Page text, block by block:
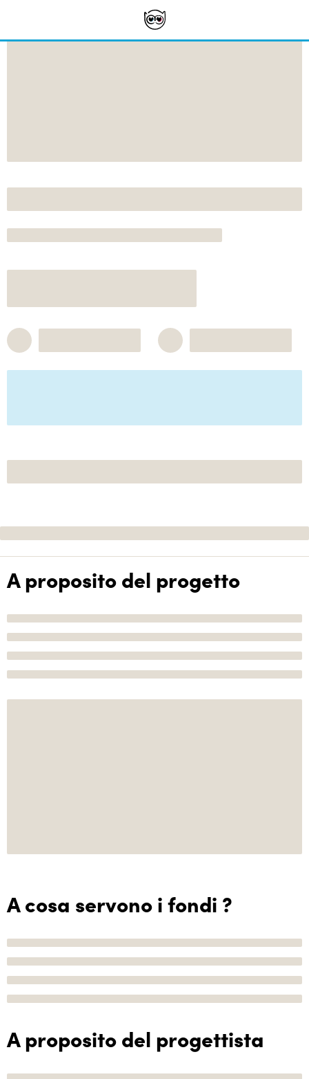
A proposito del progetto
A cosa servono i fondi ?
A proposito del progettista